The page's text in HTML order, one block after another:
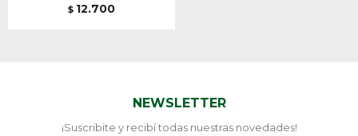
$ 12.700
NEWSLETTER
¡Suscribite y recibí todas nuestras novedades!